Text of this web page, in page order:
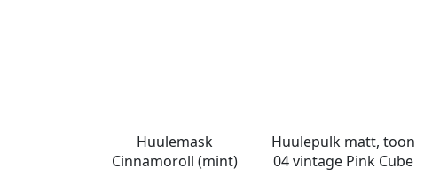
Huulemask
Cinnamoroll (mint)
Huulepulk matt, toon
04 vintage Pink Cube